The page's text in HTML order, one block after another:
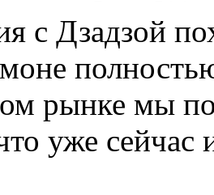
с Дзадзой
рынке мы
уже